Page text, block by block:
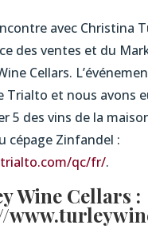
avec Christina
des ventes et du
Cellars.
Trialto et nous avons
5 des vins de la
cépage Zinfandel :
qc/fr/.
Wine Cellars :